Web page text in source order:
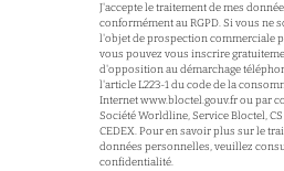
J'accepte le traitement de mes
conformément au RGPD. Si vous ne
l'objet de prospection commerciale
vous pouvez vous inscrire
d'opposition au démarchage
l'article L223-1 du code de la
Internetwww.bloctel.gouv.frou par
Société Worldline, Service Bloctel, CS
CEDEX. Pour en savoir plus sur le
données personnelles, veuillez
confidentialité.